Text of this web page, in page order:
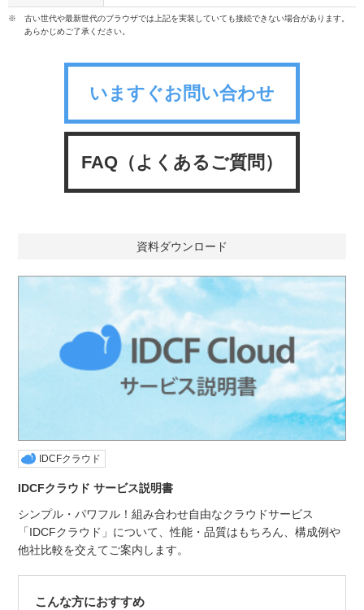
※
古い世代や最新世代のブラウザでは上記を実装していても接続できない場合があります。
あらかじめご了承ください。
いますぐお問い合わせ
FAQ（よくあるご質問）